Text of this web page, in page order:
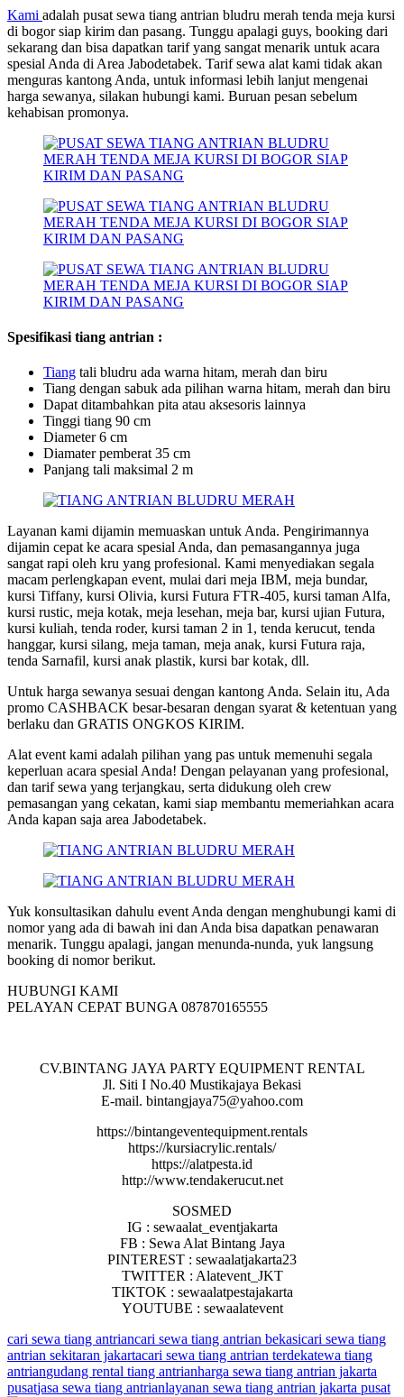
Kami adalah pusat sewa tiang antrian bludru merah tenda meja kursi
di bogor siap kirim dan pasang. Tunggu apalagi guys, booking dari
sekarang dan bisa dapatkan tarif yang sangat menarik untuk acara
spesial Anda di Area Jabodetabek. Tarif sewa alat kami tidak akan
menguras kantong Anda, untuk informasi lebih lanjut mengenai
harga sewanya, silakan hubungi kami. Buruan pesan sebelum
kehabisan promonya.
Spesifikasi tiang antrian :
Tiang tali bludru ada warna hitam, merah dan biru
Tiang dengan sabuk ada pilihan warna hitam, merah dan biru
Dapat ditambahkan pita atau aksesoris lainnya
Tinggi tiang 90 cm
Diameter 6 cm
Diamater pemberat 35 cm
Panjang tali maksimal 2 m
Layanan kami dijamin memuaskan untuk Anda. Pengirimannya
dijamin cepat ke acara spesial Anda, dan pemasangannya juga
sangat rapi oleh kru yang profesional. Kami menyediakan segala
macam perlengkapan event, mulai dari meja IBM, meja bundar,
kursi Tiffany, kursi Olivia, kursi Futura FTR-405, kursi taman Alfa,
kursi rustic, meja kotak, meja lesehan, meja bar, kursi ujian Futura,
kursi kuliah, tenda roder, kursi taman 2 in 1, tenda kerucut, tenda
hanggar, kursi silang, meja taman, meja anak, kursi Futura raja,
tenda Sarnafil, kursi anak plastik, kursi bar kotak, dll.
Untuk harga sewanya sesuai dengan kantong Anda. Selain itu, Ada
promo CASHBACK besar-besaran dengan syarat & ketentuan yang
berlaku dan GRATIS ONGKOS KIRIM.
Alat event kami adalah pilihan yang pas untuk memenuhi segala
keperluan acara spesial Anda! Dengan pelayanan yang profesional,
dan tarif sewa yang terjangkau, serta didukung oleh crew
pemasangan yang cekatan, kami siap membantu memeriahkan acara
Anda kapan saja area Jabodetabek.
Yuk konsultasikan dahulu event Anda dengan menghubungi kami di
nomor yang ada di bawah ini dan Anda bisa dapatkan penawaran
menarik. Tunggu apalagi, jangan menunda-nunda, yuk langsung
booking di nomor berikut.
HUBUNGI KAMI
PELAYAN CEPAT BUNGA 087870165555
CV.BINTANG JAYA PARTY EQUIPMENT RENTAL
Jl. Siti I No.40 Mustikajaya Bekasi
E-mail. bintangjaya75@yahoo.com
https://bintangeventequipment.rentals
https://kursiacrylic.rentals/
https://alatpesta.id
http://www.tendakerucut.net
SOSMED
IG : sewaalat_eventjakarta
FB : Sewa Alat Bintang Jaya
PINTEREST : sewaalatjakarta23
TWITTER : Alatevent_JKT
TIKTOK : sewaalatpestajakarta
YOUTUBE : sewaalatevent
cari sewa tiang antriancari sewa tiang antrian bekasicari sewa tiang
antrian sekitaran jakartacari sewa tiang antrian terdekatewa tiang
antriangudang rental tiang antrianharga sewa tiang antrian jakarta
pusatjasa sewa tiang antrianlayanan sewa tiang antrian jakarta pusat